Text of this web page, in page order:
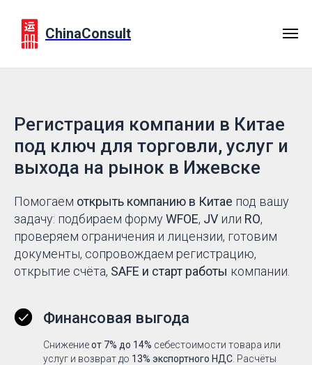
ChinaConsult
Регистрация компании в Китае
под ключ для торговли, услуг и
выхода на рынок в Ижевске
Помогаем открыть компанию в Китае под вашу
задачу: подбираем формуWFOE, JV или RO,
проверяем ограничения и лицензии, готовим
документы, сопровождаем регистрацию,
открытие счёта, SAFE и старт работы компании.
Финансовая выгода
Снижениеот 7% до 14% себестоимости товара или
услуг и возврат до 13% экспортного НДС . Расчёты